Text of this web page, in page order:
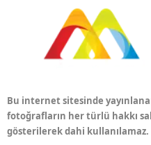
Bu internet sitesinde
fotoğrafların her türlü hakkı
gösterilerek dahi kullanılamaz.